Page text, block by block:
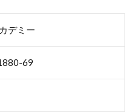
デミー
69